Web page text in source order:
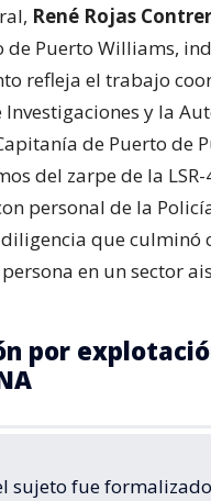
René Rojas
de Puerto Williams,
refleja el trabajo
Investigaciones y la
de Puerto de
del zarpe de la LSR-
personal de la
que culminó
en un sector
por
sujeto fue